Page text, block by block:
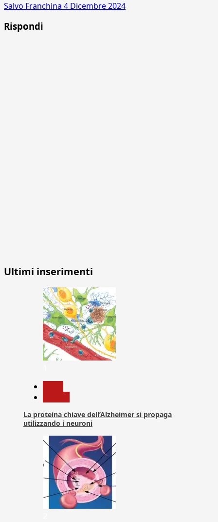
Salvo Franchina 4 Dicembre 2024
Rispondi
Ultimi inserimenti
La proteina chiave dell’Alzheimer si propaga
utilizzando i neuroni